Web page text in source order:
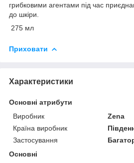
грибковими агентами під час
до шкіри.
275 мл
Приховати
Характеристики
Основні атрибути
Виробник
Zena
Країна виробник
Застосування
Основні